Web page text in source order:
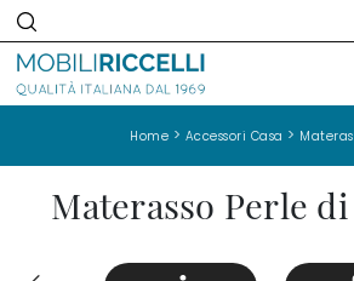
Home > Accessori Casa >
Materasso Perle